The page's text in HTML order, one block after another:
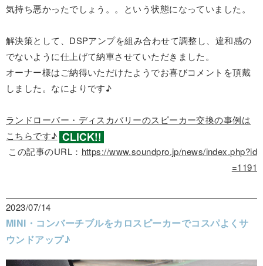
気持ち悪かったでしょう。。という状態になっていました。
解決策として、DSPアンプを組み合わせて調整し、違和感の
でないように仕上げて納車させていただきました。
オーナー様はご納得いただけたようでお喜びコメントを頂戴
しました。なによりです♪
ランドローバー・ディスカバリーのスピーカー交換の事例は
こちらです♪
この記事のURL： https://www.soundpro.jp/news/index.php?id
=1191
2023/07/14
MINI・コンバーチブルをカロスピーカーでコスパよくサ
ウンドアップ♪